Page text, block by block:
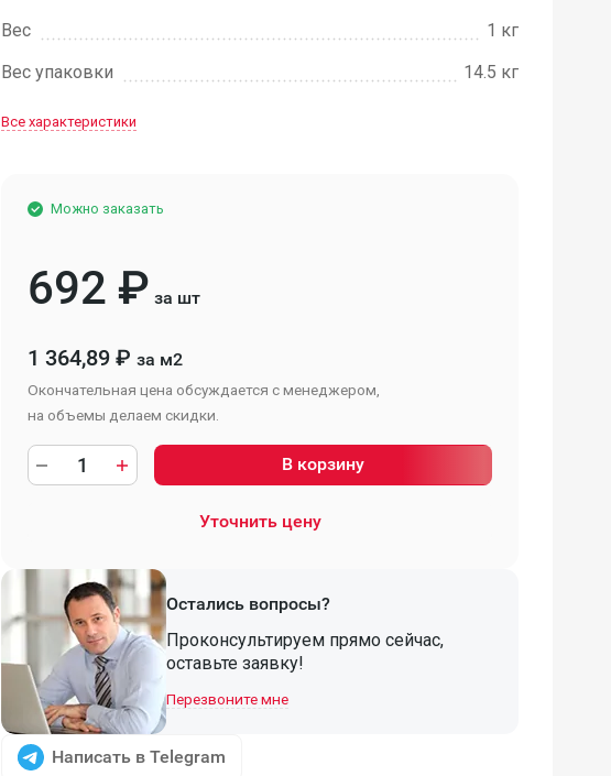
Вес
1 кг
Вес упаковки
14.5 кг
Все характеристики
Можно заказать
692 ₽ за шт
1 364,89 ₽ за м2
Окончательная цена обсуждается с менеджером,
на объемы делаем скидки.
В корзину
Уточнить цену
Остались вопросы?
Проконсультируем прямо сейчас,
оставьте заявку!
Перезвоните мне
Написать в Telegram